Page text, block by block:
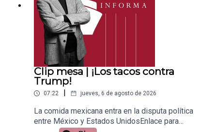
Clip mesa | ¡Los tacos contra
Trump!
07:22 jueves, 6 de agosto de 2026
La comida mexicana entra en la disputa política
entre México y Estados UnidosEnlace para